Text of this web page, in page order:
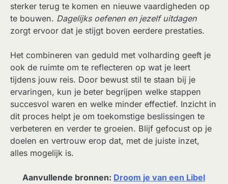
sterker terug te komen en nieuwe vaardigheden op
te bouwen. Dagelijks oefenen en jezelf uitdagen
zorgt ervoor dat je stijgt boven eerdere prestaties.
Het combineren van geduld met volharding geeft je
ook de ruimte om te reflecteren op wat je leert
tijdens jouw reis. Door bewust stil te staan bij je
ervaringen, kun je beter begrijpen welke stappen
succesvol waren en welke minder effectief. Inzicht in
dit proces helpt je om toekomstige beslissingen te
verbeteren en verder te groeien. Blijf gefocust op je
doelen en vertrouw erop dat, met de juiste inzet,
alles mogelijk is.
Aanvullende bronnen: Droom je van een Libel